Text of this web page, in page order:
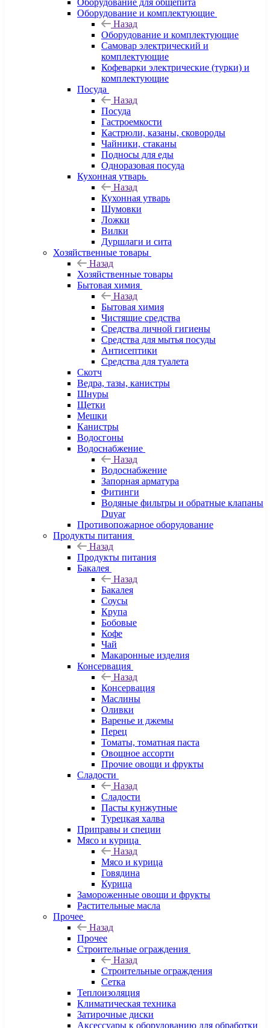
Оборудование для общепита
Оборудование и комплектующие
Назад
Оборудование и комплектующие
Самовар электрический и
комплектующие
Кофеварки электрические (турки) и
комплектующие
Посуда
Назад
Посуда
Гастроемкости
Кастрюли, казаны, сковороды
Чайники, стаканы
Подносы для еды
Одноразовая посуда
Кухонная утварь
Назад
Кухонная утварь
Шумовки
Ложки
Вилки
Дуршлаги и сита
Хозяйственные товары
Назад
Хозяйственные товары
Бытовая химия
Назад
Бытовая химия
Чистящие средства
Средства личной гигиены
Средства для мытья посуды
Антисептики
Средства для туалета
Скотч
Ведра, тазы, канистры
Шнуры
Щетки
Мешки
Канистры
Водосгоны
Водоснабжение
Назад
Водоснабжение
Запорная арматура
Фитинги
Водяные фильтры и обратные клапаны
Duyar
Противопожарное оборудование
Продукты питания
Назад
Продукты питания
Бакалея
Назад
Бакалея
Соусы
Крупа
Бобовые
Кофе
Чай
Макаронные изделия
Консервация
Назад
Консервация
Маслины
Оливки
Варенье и джемы
Перец
Томаты, томатная паста
Овощное ассорти
Прочие овощи и фрукты
Сладости
Назад
Сладости
Пасты кунжутные
Турецкая халва
Приправы и специи
Мясо и курица
Назад
Мясо и курица
Говядина
Курица
Замороженные овощи и фрукты
Растительные масла
Прочее
Назад
Прочее
Строительные ограждения
Назад
Строительные ограждения
Сетка
Теплоизоляция
Климатическая техника
Затирочные диски
Аксессуары к оборудованию для обработки